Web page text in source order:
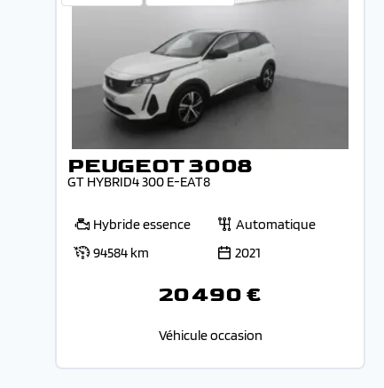
PEUGEOT 3008
GT HYBRID4 300 E-EAT8
Hybride essence
Automatique
94584 km
2021
20 490 €
Véhicule occasion